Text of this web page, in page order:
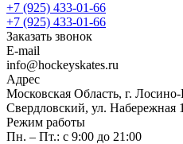
+7 (925) 433-01-66
+7 (925) 433-01-66
Заказать звонок
E-mail
info@hockeyskates.ru
Адрес
Московская Область, г.
Свердловский, ул. Набережная
Режим работы
Пн. – Пт.: с 9:00 до 21:00